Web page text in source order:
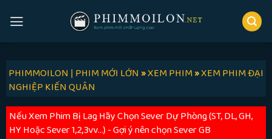
PHIMMOILON | PHIM MỚI LỚN»XEM PHIM»XEM PHIM ĐẠI
NGHIỆP KIẾN QUÂN
Nếu Xem Phim Bị Lag Hãy Chọn Sever Dự Phòng (ST, DL, GH,
HY Hoặc Sever 1,2,3vv...) - Gợi ý nên chọn Sever GB